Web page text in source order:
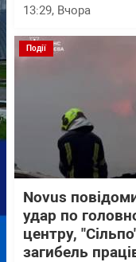
13:29, Вчора
Події
Novus
удар по
центру,
загибель